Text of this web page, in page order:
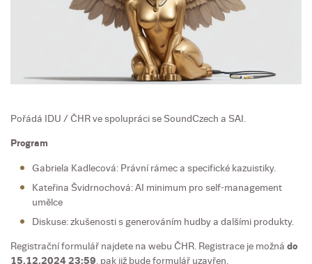
Pořádá IDU / ČHR ve spolupráci se SoundCzech a SAI.
Program
Gabriela Kadlecová: Právní rámec a specifické kazuistiky.
Kateřina Švidrnochová: AI minimum pro self-management
umělce
Diskuse: zkušenosti s generováním hudby a dalšími produkty.
Registrační formulář najdete na webu ČHR. Registrace je možná do
15.12.2024 23:59, pak již bude formulář uzavřen.